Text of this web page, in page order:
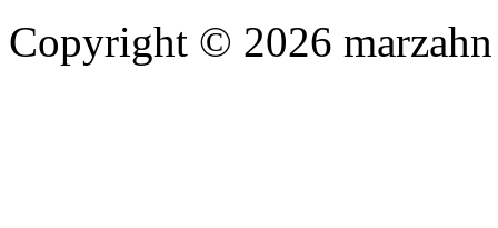
Copyright © 2026